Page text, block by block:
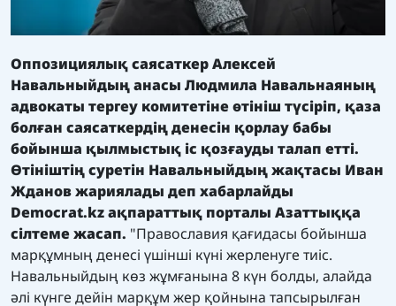
Оппозициялық саясаткер Алексей
Навальныйдың анасы Людмила Навальнаяның
адвокаты тергеу комитетіне өтініш түсіріп, қаза
болған саясаткердің денесін қорлау бабы
бойынша қылмыстық іс қозғауды талап етті.
Өтініштің суретін Навальныйдың жақтасы Иван
Ждановжариялады деп хабарлайды
Democrat.kzақпараттық порталы Азаттыққа
сілтеме жасап. "Православия қағидасы бойынша
марқұмның денесі үшінші күні жерленуге тиіс.
Навальныйдың көз жұмғанына 8 күн болды, алайда
әлі күнге дейін марқұм жер қойнына тапсырылған